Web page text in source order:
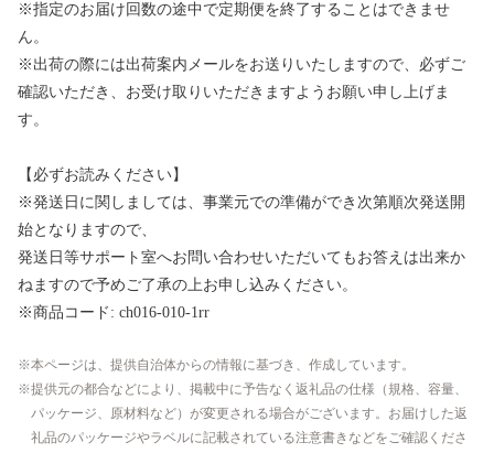
※指定のお届け回数の途中で定期便を終了することはできませ
ん。
※出荷の際には出荷案内メールをお送りいたしますので、必ずご
確認いただき、お受け取りいただきますようお願い申し上げま
す。
【必ずお読みください】
※発送日に関しましては、事業元での準備ができ次第順次発送開
始となりますので、
発送日等サポート室へお問い合わせいただいてもお答えは出来か
ねますので予めご了承の上お申し込みください。
※商品コード: ch016-010-1rr
本ページは、提供自治体からの情報に基づき、作成しています。
提供元の都合などにより、掲載中に予告なく返礼品の仕様（規格、容量、
パッケージ、原材料など）が変更される場合がございます。お届けした返
礼品のパッケージやラベルに記載されている注意書きなどをご確認くださ